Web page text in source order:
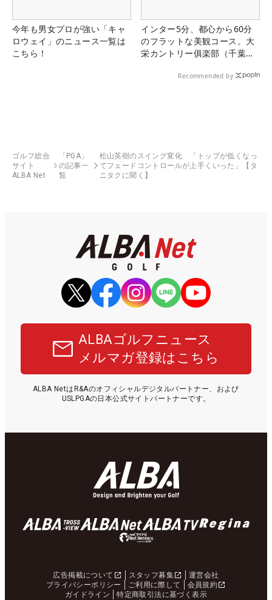
今年も男女プロが強い「キャ
ロウェイ」のニュース一覧は
こちら！
インター5分、都心から60分
のフラットな美観コース。大
栄カントリー俱楽部（千葉
Recommended by
ゴルフ総合
サイト
ALBA Net
「PGA」
の記事一
覧
松山英樹のスイング変化 「トップが低くなっ
てフェードコントロールが上手くいった」【タ
ニタクに聞く】
ALBAゴルフニュース
メルマガ登録はこちら
ALBA NetはR&Aのオフィシャルデジタルパートナー、および
USLPGAの日本公式サイトパートナーです。
広告掲載について スタッフ募集
運営会社
プライバシーポリシー
ご利用に際して
会員規約
ガイドライン
特定商取引法に基づく表示